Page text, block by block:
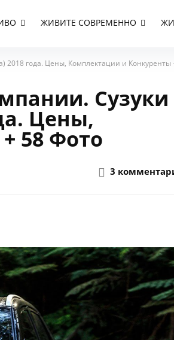
ЖИВИТЕ СОВРЕМЕННО
2018 года. Цены, Комплектации и Конкуренты
Сузуки
Цены,
58 Фото
3